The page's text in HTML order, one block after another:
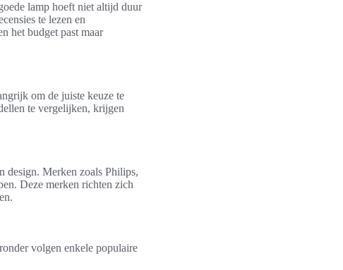
lamp hoeft niet altijd duur
te lezen en
het budget past maar
om de juiste keuze te
te vergelijken, krijgen
design. Merken zoals Philips,
Deze merken richten zich
volgen enkele populaire